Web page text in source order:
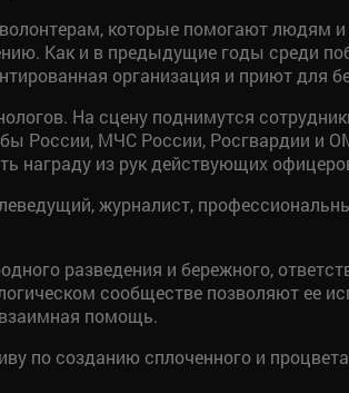
которые помогают людям
Как и в предыдущие годы среди
организация и приют для
На сцену поднимутся
России, МЧС России, Росгвардии и
награду из рук действующих
журналист,
разведения и бережного,
сообществе позволяют ее
взаимная помощь.
по созданию сплоченного и